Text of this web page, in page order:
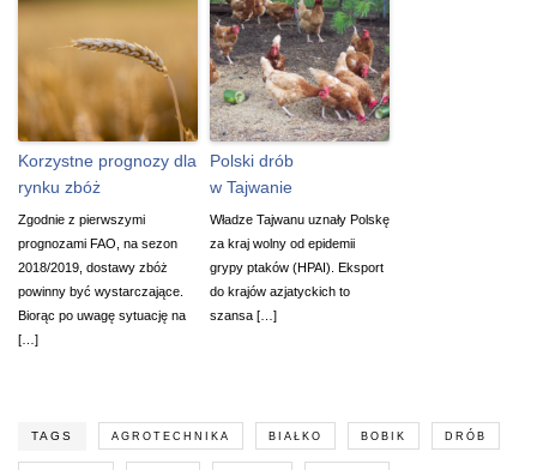
Korzystne prognozy dla
rynku zbóż
Zgodnie z pierwszymi
prognozami FAO, na sezon
2018/2019, dostawy zbóż
powinny być wystarczające.
Biorąc po uwagę sytuację na
[…]
Polski drób
w Tajwanie
Władze Tajwanu uznały Polskę
za kraj wolny od epidemii
grypy ptaków (HPAI). Eksport
do krajów azjatyckich to
szansa […]
TAGS AGROTECHNIKA BIAŁKO BOBIK DRÓB